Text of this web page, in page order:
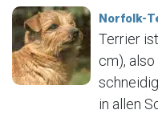
Norfolk-
Terrier
cm),
in allen